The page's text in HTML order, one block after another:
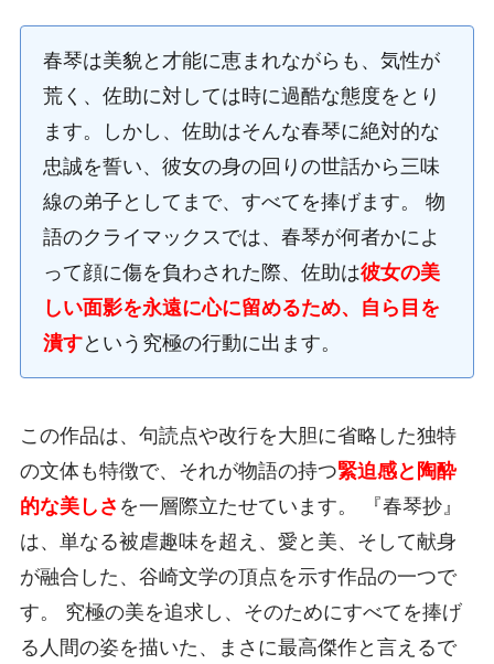
春琴は美貌と才能に恵まれながらも、気性が
荒く、佐助に対しては時に過酷な態度をとり
ます。しかし、佐助はそんな春琴に絶対的な
忠誠を誓い、彼女の身の回りの世話から三味
線の弟子としてまで、すべてを捧げます。 物
語のクライマックスでは、春琴が何者かによ
って顔に傷を負わされた際、佐助は彼女の美
しい面影を永遠に心に留めるため、自ら目を
潰すという究極の行動に出ます。
この作品は、句読点や改行を大胆に省略した独特
の文体も特徴で、それが物語の持つ緊迫感と陶酔
的な美しさ を一層際立たせています。 『春琴抄』
は、単なる被虐趣味を超え、愛と美、そして献身
が融合した、谷崎文学の頂点を示す作品の一つで
す。 究極の美を追求し、そのためにすべてを捧げ
る人間の姿を描いた、まさに最高傑作と言えるで